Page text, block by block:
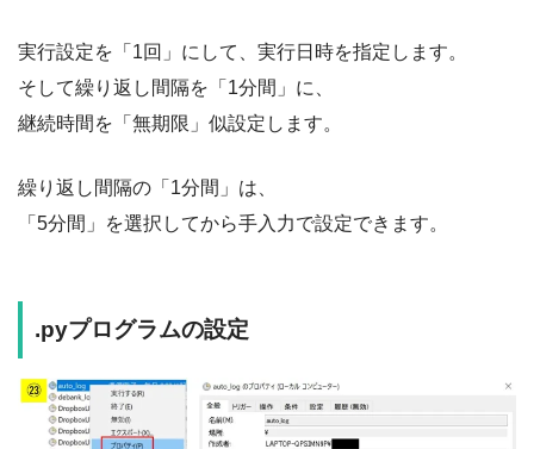
実行設定を「1回」にして、実行日時を指定します。
そして繰り返し間隔を「1分間」に、
継続時間を「無期限」似設定します。
繰り返し間隔の「1分間」は、
「5分間」を選択してから手入力で設定できます。
.pyプログラムの設定